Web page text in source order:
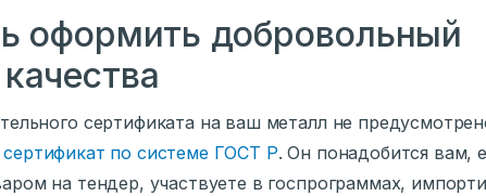
оформить добровольный
сертификата на ваш металл не
по системе ГОСТ Р. Он понадобится вам,
на тендер, участвуете в госпрограммах,